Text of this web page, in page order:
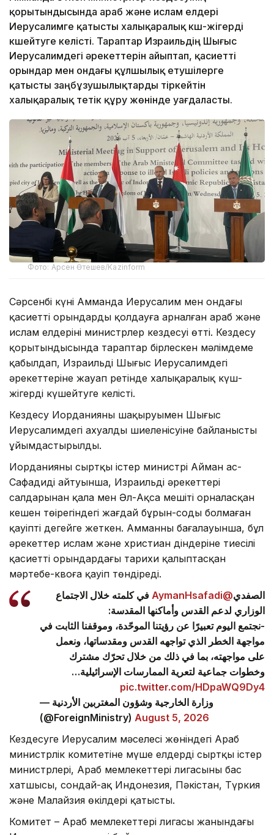
қорытындысында араб және ислам елдері
Иерусалимге қатысты халықаралық күш-жігерді
күшейтуге келісті. Тараптар Израильдің Шығыс
Иерусалимдегі әрекеттерін айыптап, қасиетті
орындар мен ондағы құлшылық етушілерге
қатысты заңбұзушылықтарды тіркейтін
халықаралық тетік құру жөнінде уағдаласты.
Фото: Арсен Өтешев/Kazinform
Сәрсенбі күні Амманда Иерусалим мен ондағы
қасиетті орындарды қолдауға арналған араб және
ислам елдерінің министрлер кездесуі өтті. Кездесу
қорытындысында тараптар бірлескен мәлімдеме
қабылдап, Израильдің Шығыс Иерусалимдегі
әрекеттеріне жауап ретінде халықаралық күш-
жігерді күшейтуге келісті.
Кездесу Иорданияның шақыруымен Шығыс
Иерусалимдегі ахуалдың шиеленісуіне байланысты
ұйымдастырылды.
Иорданияның сыртқы істер министрі Айман ас-
Сафадидің айтуынша, Израильдің әрекеттері
салдарынан қала мен Әл-Ақса мешіті орналасқан
кешен төңірегіндегі жағдай бұрын-соңды болмаған
қауіпті деңгейге жеткен. Амманның бағалауынша, бұл
әрекеттер ислам және христиан діндеріне тиесілі
қасиетті орындардағы тарихи қалыптасқан
мәртебе-квоға қауіп төндіреді.
الصفدي@AymanHsafadi
في كلمته خلال الاجتماع
الوزاري لدعم القدس وأماكنها المقدسة:
-نجتمع اليوم تعبيرًا عن رؤيتنا الموحّدة، وموقفنا الثابت في
مواجهة الخطر الذي تواجهه القدس ومقدساتها، ونعمل
على مواجهته، بما في ذلك من خلال تحرّك مشترك
وخطوات جماعية لتعرية الممارسات الإسرائيلية…
pic.twitter.com/HDpaWQ9Dy4
— وزارة الخارجية وشؤون المغتربين الأردنية
(@ForeignMinistry) August 5, 2026
Кездесуге Иерусалим мәселесі жөніндегі Араб
министрлік комитетіне мүше елдердің сыртқы істер
министрлері, Араб мемлекеттері лигасының бас
хатшысы, сондай-ақ Индонезия, Пәкістан, Түркия
және Малайзия өкілдері қатысты.
Комитет – Араб мемлекеттері лигасы жанындағы